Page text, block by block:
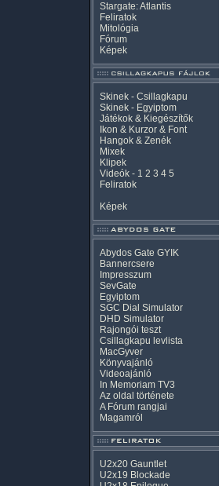
Stargate: Atlantis
Feliratok
Mitológia
Fórum
Képek
Skinek - Csillagkapu
Skinek - Egyiptom
Játékok & Kiegészítők
Ikon & Kurzor & Font
Hangok & Zenék
Mixek
Klipek
Videók - 1 2 3 4 5
Feliratok
Képek
Abydos Gate GYIK
Bannercsere
Impresszum
SevGate
Egyiptom
SGC Dial Simulator
DHD Simulator
Rajongói teszt
Csillagkapu levlista
MacGyver
Könyvajánló
Videoajánló
In Memoriam TV3
Az oldal története
A Fórum rangjai
Magamról
U2x20 Gauntlet
U2x19 Blockade